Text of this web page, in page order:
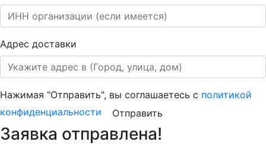
Адрес доставки
Нажимая "Отправить", вы соглашаетесь с политикой
конфиденциальности
Отправить
Заявка отправлена!